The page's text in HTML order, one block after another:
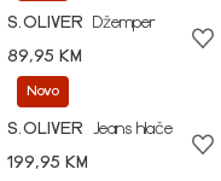
S.OLIVER
Džemper
89,95 KM
Novo
S.OLIVER
Jeans hlače
199,95 KM